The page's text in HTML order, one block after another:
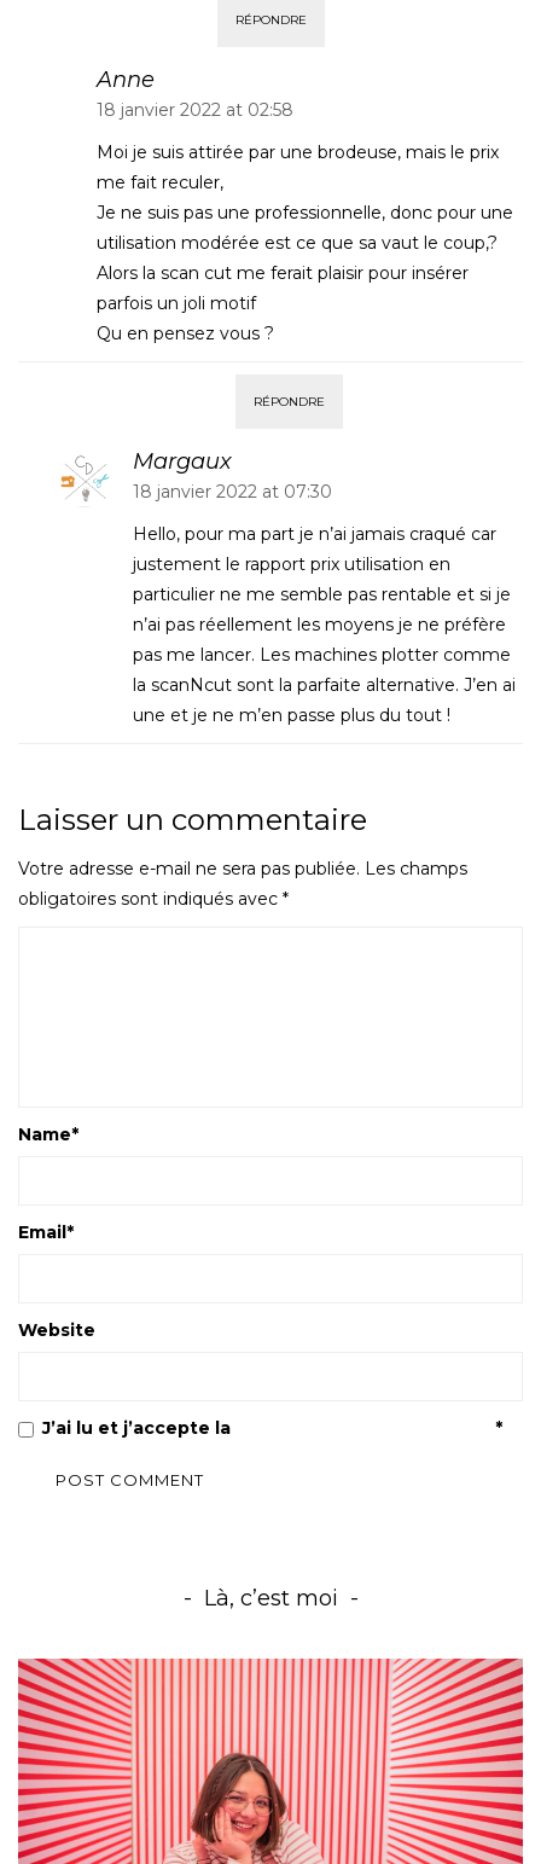
RÉPONDRE
Anne
18 janvier 2022 at 02:58
Moi je suis attirée par une brodeuse, mais le prix
me fait reculer,
Je ne suis pas une professionnelle, donc pour une
utilisation modérée est ce que sa vaut le coup,?
Alors la scan cut me ferait plaisir pour insérer
parfois un joli motif
Qu en pensez vous ?
RÉPONDRE
Margaux
18 janvier 2022 at 07:30
Hello, pour ma part je n’ai jamais craqué car
justement le rapport prix utilisation en
particulier ne me semble pas rentable et si je
n’ai pas réellement les moyens je ne préfère
pas me lancer. Les machines plotter comme
la scanNcut sont la parfaite alternative. J’en ai
une et je ne m’en passe plus du tout !
Laisser un commentaire
Votre adresse e-mail ne sera pas publiée. Les champs
obligatoires sont indiqués avec *
Name*
Email *
Website
J’ai lu et j’accepte la *
Là, c’est moi